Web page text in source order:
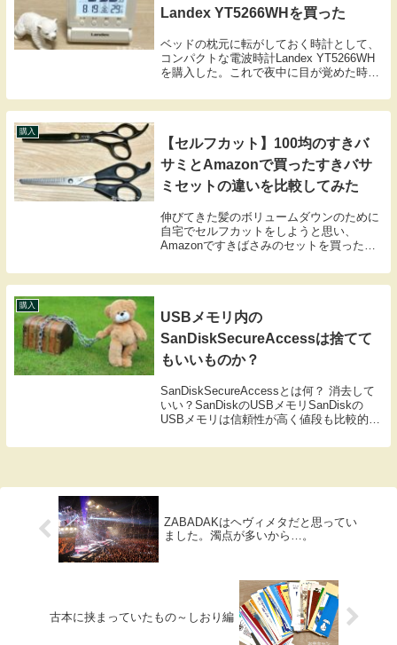
Landex YT5266WHを買った
ベッドの枕元に転がしておく時計として、
コンパクトな電波時計Landex YT5266WH
を購入した。これで夜中に目が覚めた時に
YT5266WH購入レビューLandex
YT5266WHLandexは芳...
購入
【セルフカット】100均のすきバ
サミとAmazonで買ったすきバサ
ミセットの違いを比較してみた
伸びてきた髪のボリュームダウンのために
自宅でセルフカットをしようと思い、
Amazonですきばさみのセットを買った。
まだ持っているので、今回はこの2本のす
きばさみの性能や使い心地などを比較して
購入
USBメモリ内の
SanDiskSecureAccessは捨てて
もいいものか？
SanDiskSecureAccessとは何？ 消去して
いい？SanDiskのUSBメモリSanDiskの
USBメモリは信頼性が高く値段も比較的安
ったときにはよく購入していて、ぼくの手
ZABADAKはヘヴィメタだと思ってい
ました。濁点が多いから…。
古本に挟まっていたもの～しおり編